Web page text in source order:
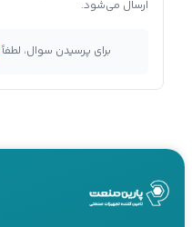
ارسال می‌شود.
برای پرسیدن سوال، لطفاً